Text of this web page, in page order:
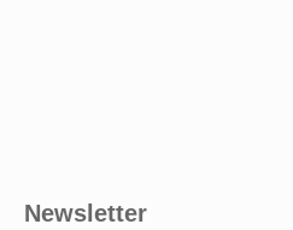
Newsletter